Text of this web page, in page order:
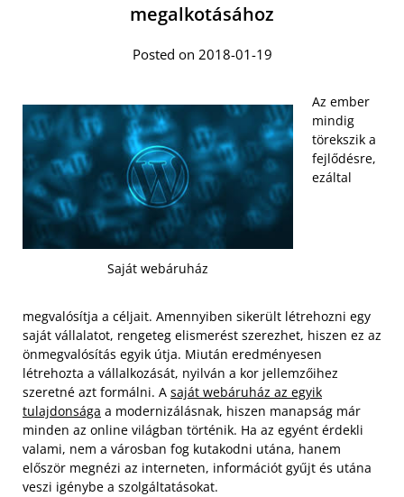
megalkotásához
Posted on 2018-01-19
Saját webáruház
Az ember
mindig
törekszik a
fejlődésre,
ezáltal
megvalósítja a céljait. Amennyiben sikerült létrehozni egy
saját vállalatot, rengeteg elismerést szerezhet, hiszen ez az
önmegvalósítás egyik útja. Miután eredményesen
létrehozta a vállalkozását, nyilván a kor jellemzőihez
szeretné azt formálni. A saját webáruház az egyik
tulajdonsága a modernizálásnak, hiszen manapság már
minden az online világban történik. Ha az egyént érdekli
valami, nem a városban fog kutakodni utána, hanem
először megnézi az interneten, információt gyűjt és utána
veszi igénybe a szolgáltatásokat.